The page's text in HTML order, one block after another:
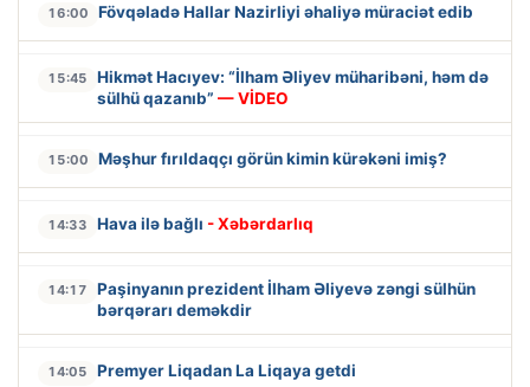
16:00 Fövqəladə Hallar Nazirliyi əhaliyə müraciət edib
15:45
Hikmət Hacıyev: “İlham Əliyev müharibəni, həm də
sülhü qazanıb” — VİDEO
15:00 Məşhur fırıldaqçı görün kimin kürəkəni imiş?
14:33 Hava ilə bağlı - Xəbərdarlıq
14:17
Paşinyanın prezident İlham Əliyevə zəngi sülhün
bərqərarı deməkdir
14:05 Premyer Liqadan La Liqaya getdi